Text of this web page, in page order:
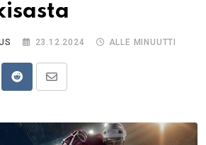
23.12.2024 ALLE MINUUTTI
RedditShare
Email